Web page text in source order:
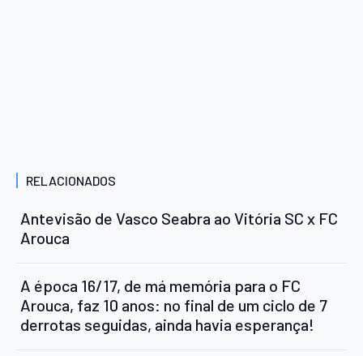
RELACIONADOS
Antevisão de Vasco Seabra ao Vitória SC x FC
Arouca
A época 16/17, de má memória para o FC
Arouca, faz 10 anos: no final de um ciclo de 7
derrotas seguidas, ainda havia esperança!